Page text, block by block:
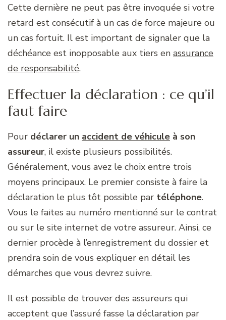
Cette dernière ne peut pas être invoquée si votre
retard est consécutif à un cas de force majeure ou
un cas fortuit. Il est important de signaler que la
déchéance est inopposable aux tiers en assurance
de responsabilité.
Effectuer la déclaration : ce qu’il
faut faire
Pour déclarer un accident de véhicule à son
assureur, il existe plusieurs possibilités.
Généralement, vous avez le choix entre trois
moyens principaux. Le premier consiste à faire la
déclaration le plus tôt possible par téléphone.
Vous le faites au numéro mentionné sur le contrat
ou sur le site internet de votre assureur. Ainsi, ce
dernier procède à l’enregistrement du dossier et
prendra soin de vous expliquer en détail les
démarches que vous devrez suivre.
Il est possible de trouver des assureurs qui
acceptent que l’assuré fasse la déclaration par